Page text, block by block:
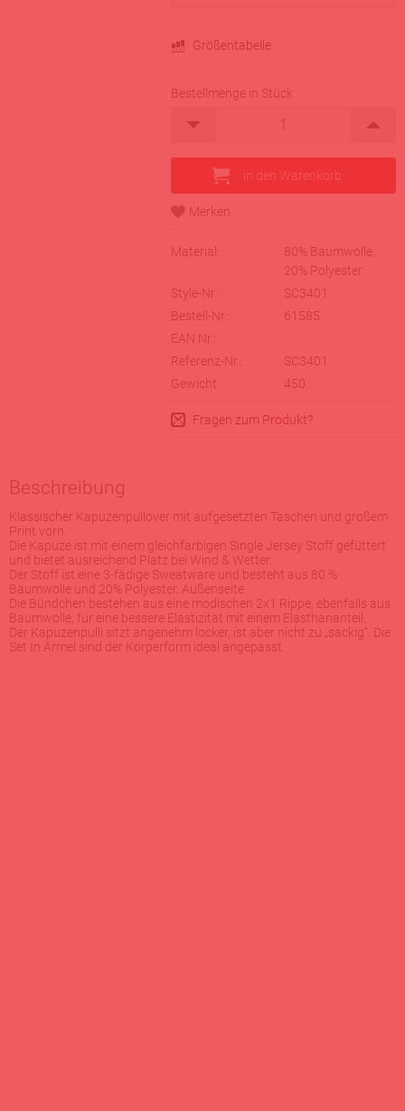
Größentabelle
Bestellmenge in Stück
Material:
80% Baumwolle,
20% Polyester
Style-Nr.:
SC3401
Bestell-Nr.:
61585
EAN Nr.:
Referenz-Nr.:
SC3401
Gewicht:
450
Fragen zum Produkt?
Beschreibung
Klassischer Kapuzenpullover mit aufgesetzten Taschen und großem
Print vorn.
Die Kapuze ist mit einem gleichfarbigen Single Jersey Stoff gefüttert
und bietet ausreichend Platz bei Wind & Wetter.
Der Stoff ist eine 3-fädige Sweatware und besteht aus 80 %
Baumwolle und 20% Polyester. Außenseite
Die Bündchen bestehen aus eine modischen 2x1 Rippe, ebenfalls aus
Baumwolle, für eine bessere Elastizität mit einem Elasthananteil.
Der Kapuzenpulli sitzt angenehm locker, ist aber nicht zu „sackig“. Die
Set In Ärmel sind der Körperform ideal angepasst.